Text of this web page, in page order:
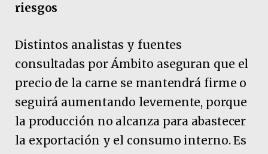
riesgos
Distintos analistas y fuentes
consultadas por Ámbito aseguran que el
precio de la carne se mantendrá firme o
seguirá aumentando levemente, porque
la producción no alcanza para abastecer
la exportación y el consumo interno. Es